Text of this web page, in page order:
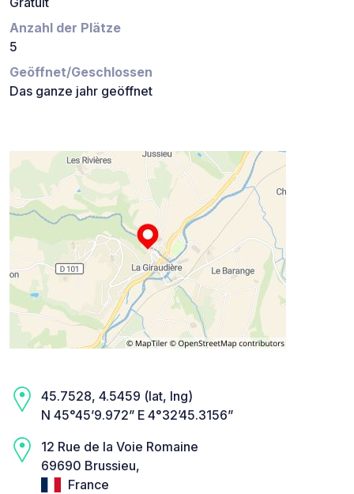
Anzahl der Plätze
5
Geöffnet/Geschlossen
Das ganze jahr geöffnet
45.7528, 4.5459 (lat, lng)
N 45°45’9.972” E 4°32’45.3156”
12 Rue de la Voie Romaine
69690 Brussieu,
France